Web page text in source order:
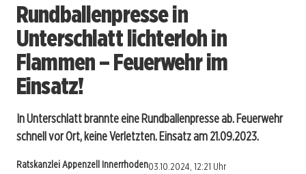
Rundballenpresse in
Unterschlatt lichterloh in
Flammen – Feuerwehr im
Einsatz!
In Unterschlatt brannte eine Rundballenpresse ab. Feuerwehr
schnell vor Ort, keine Verletzten. Einsatz am 21.09.2023.
Ratskanzlei Appenzell Innerrhoden03.10.2024, 12:21 Uhr